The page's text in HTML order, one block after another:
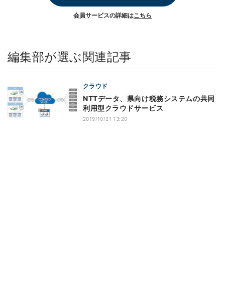
会員サービスの詳細はこちら
編集部が選ぶ関連記事
クラウド
NTTデータ、県向け税務システムの共同
利用型クラウドサービス
2019/10/21 13:20